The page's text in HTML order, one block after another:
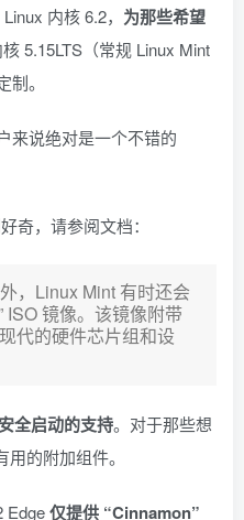
内核 6.2， 为那些希望
5.15LTS（常规 Linux Mint
。
来说绝对是一个不错的
奇，请参阅文档：
，Linux Mint 有时还会
ISO 镜像。该镜像附带
代的硬件芯片组和设
全启动的支持。对于那些想
的附加组件。
Edge仅提供 “Cinnamon”